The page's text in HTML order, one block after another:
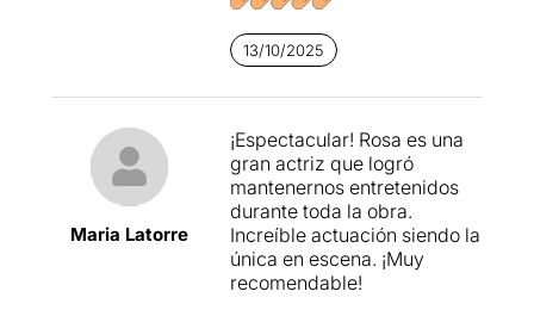
13/10/2025
Maria Latorre
¡Espectacular! Rosa es una
gran actriz que logró
mantenernos entretenidos
durante toda la obra.
Increíble actuación siendo la
única en escena. ¡Muy
recomendable!